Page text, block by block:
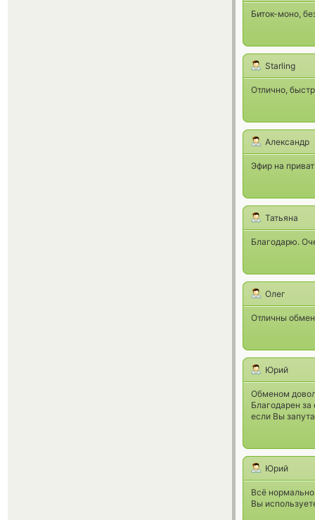
Биток-моно,
Starling
Отлично,
Александр
Эфир на
Татьяна
Благодарю.
Олег
Отличны
Юрий
Обменом
Благодарен
если Вы
Юрий
Всё
Вы